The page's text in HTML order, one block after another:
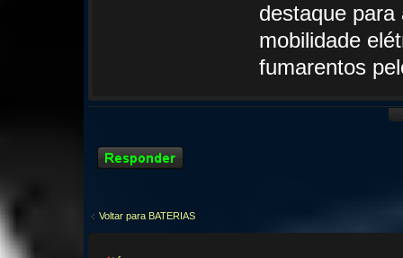
destaque
mobilidade
fumarentos
Responder
Voltar para BATERIAS